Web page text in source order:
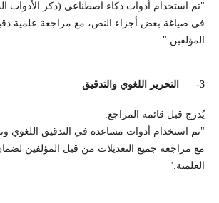
"تم استخدام أدوات ذكاء اصطناعي (ذكر الأدوات
في صياغة بعض أجزاء النص، مع مراجعة علمية
المؤلفين."
3- التحرير اللغوي والتدقيق
يُدرج قبل قائمة المراجع:
"تم استخدام أدوات مساعدة في التدقيق اللغوي
مع مراجعة جميع التعديلات من قبل المؤلفين
العلمية."